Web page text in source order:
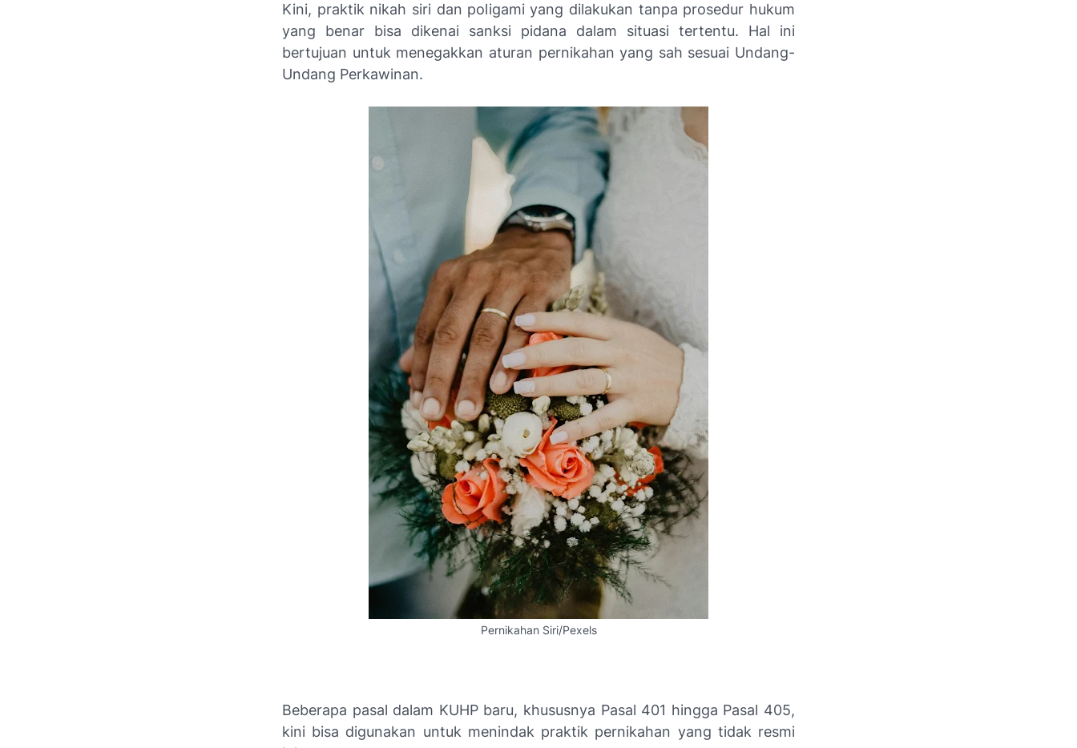
Kini, praktik nikah siri dan poligami yang dilakukan tanpa prosedur hukum
yang benar bisa dikenai sanksi pidana dalam situasi tertentu. Hal ini
bertujuan untuk menegakkan aturan pernikahan yang sah sesuai Undang-
Undang Perkawinan.
Pernikahan Siri/Pexels
Beberapa pasal dalam KUHP baru, khususnya Pasal 401 hingga Pasal 405,
kini bisa digunakan untuk menindak praktik pernikahan yang tidak resmi